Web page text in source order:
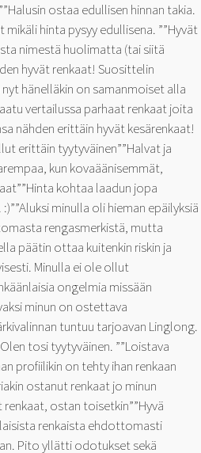
ostaa edullisen hinnan takia.
hinta pysyy edullisena. ””Hyvät
nimestä huolimatta (tai siitä
hyvät renkaat! Suosittelin
hänelläkin on samanmoiset alla
vertailussa parhaat renkaat joita
nähden erittäin hyvät kesärenkaat!
erittäin tyytyväinen””Halvat ja
kun kovaäänisemmät,
kohtaa laadun jopa
minulla oli hieman epäilyksiä
rengasmerkistä, mutta
päätin ottaa kuitenkin riskin ja
Minulla ei ole ollut
ongelmia missään
minun on ostettava
tuntuu tarjoavan Linglong.
tosi tyytyväinen. ””Loistava
profiilikin on tehty ihan renkaan
ostanut renkaat jo minun
renkaat, ostan toisetkin””Hyvä
renkaista ehdottomasti
Pito yllätti odotukset sekä